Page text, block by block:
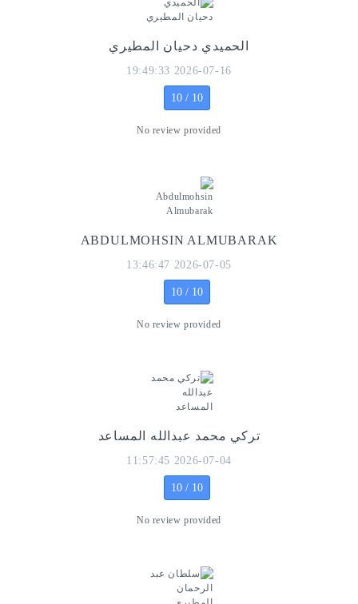
الحميدي دحيان المطيري
2026-07-16 19:49:33
No review provided
ABDULMOHSIN ALMUBARAK
2026-07-05 13:46:47
No review provided
تركي محمد عبدالله المساعد
2026-07-04 11:57:45
No review provided